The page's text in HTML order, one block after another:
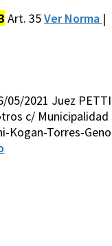
Art. 35Ver Norma |
05/2021 Juez
c/
Kogan-Torres-